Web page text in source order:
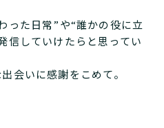
った日常”や“誰かの役に立
信していけたらと思ってい
会いに感謝をこめて。